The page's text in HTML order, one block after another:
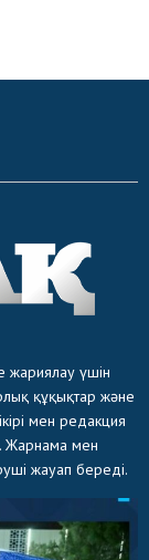
жариялау үшін
құқықтар және
мен редакция
Жарнама мен
жауап береді.